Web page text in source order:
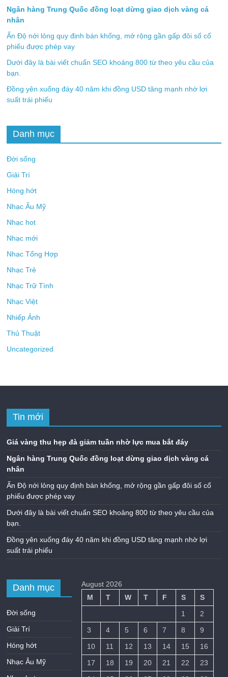
Ngân hàng Trung Quốc đồng loạt dừng giao dịch vàng cá
nhân
Ấn Độ nới lỏng quy định bán khống, mở rộng gần gấp đôi số cổ
phiếu được phép vay
Dưới đây là bài viết chuẩn SEO khoảng 800 từ theo yêu cầu của
bạn.
Đồng yên xuống đáy 40 năm khi đồng USD tăng mạnh nhờ lợi
suất trái phiếu
Danh mục
Đời sống
Giải Trí
Hóng hớt
Nhạc Âu Mỹ
Nhạc hot
Nhạc mới
Nhạc Tổng Hợp
Nhạc Trẻ
Nhạc Trữ Tình
Nhạc Việt
Nhiếp Ảnh
Thủ Thuật
Uncategorized
Tin mới
Giá vàng thu hẹp đà giảm tuần nhờ lực mua bắt đáy
Ngân hàng Trung Quốc đồng loạt dừng giao dịch vàng cá
nhân
Ấn Độ nới lỏng quy định bán khống, mở rộng gần gấp đôi số cổ
phiếu được phép vay
Dưới đây là bài viết chuẩn SEO khoảng 800 từ theo yêu cầu của
bạn.
Đồng yên xuống đáy 40 năm khi đồng USD tăng mạnh nhờ lợi
suất trái phiếu
Danh mục
Đời sống
Giải Trí
Hóng hớt
Nhạc Âu Mỹ
August 2026
M
T W T F S
S
1
2
3
4 5 6 7 8
9
10
11 12 13 14 15
16
17
18 19 20 21 22
23